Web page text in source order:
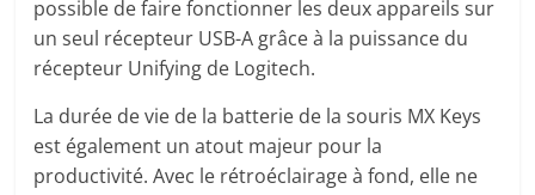
possible de faire fonctionner les deux appareils sur
un seul récepteur USB-A grâce à la puissance du
récepteur Unifying de Logitech.
La durée de vie de la batterie de la souris MX Keys
est également un atout majeur pour la
productivité. Avec le rétroéclairage à fond, elle ne